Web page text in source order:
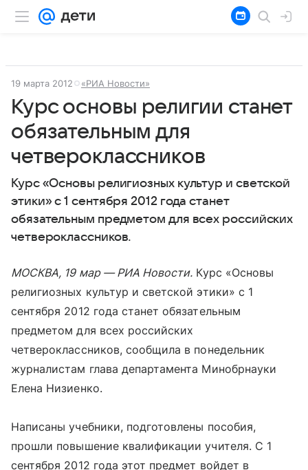
19 марта 2012 «РИА Новости»
Курс основы религии станет
обязательным для
четвероклассников
Курс «Основы религиозных культур и светской
этики» с 1 сентября 2012 года станет
обязательным предметом для всех российских
четвероклассников.
МОСКВА, 19 мар — РИА Новости. Курс «Основы
религиозных культур и светской этики» с 1
сентября 2012 года станет обязательным
предметом для всех российских
четвероклассников, сообщила в понедельник
журналистам глава департамента Минобрнауки
Елена Низиенко.
Написаны учебники, подготовлены пособия,
прошли повышение квалификации учителя. С 1
сентября 2012 года этот предмет войдет в